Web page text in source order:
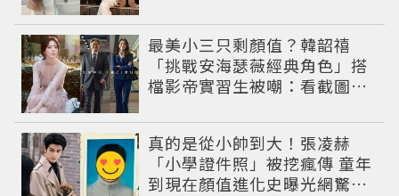
最美小三只剩顏值？韓韶禧
「挑戰安海瑟薇經典角色」搭
檔影帝實習生被嘲：看截圖就
真的是從小帥到大！張凌赫
「小學證件照」被挖瘋傳 童年
到現在顏值進化史曝光網驚：